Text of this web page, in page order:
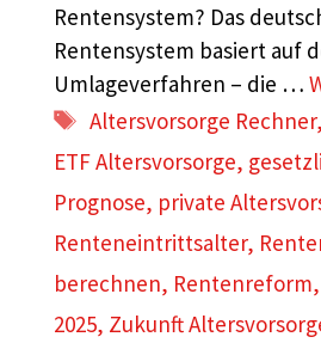
Rentensystem? Das
Rentensystem basiert auf
Umlageverfahren – die …
Schlagwörter
Altersvorsorge Rechner,
ETF Altersvorsorge,
Prognose, private
Renteneintrittsalter,
berechnen, Rentenreform,
2025, Zukunft